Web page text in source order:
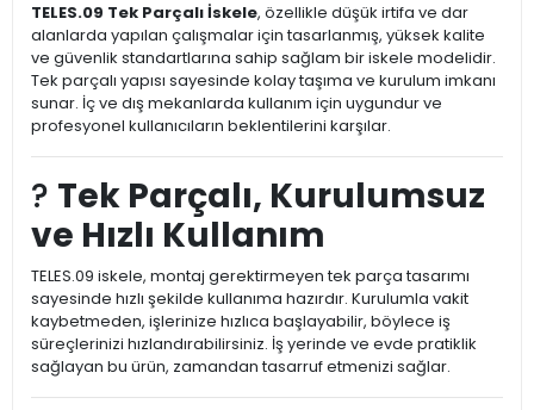
TELES.09 Tek Parçalı İskele, özellikle düşük irtifa ve dar
alanlarda yapılan çalışmalar için tasarlanmış, yüksek kalite
ve güvenlik standartlarına sahip sağlam bir iskele modelidir.
Tek parçalı yapısı sayesinde kolay taşıma ve kurulum imkanı
sunar. İç ve dış mekanlarda kullanım için uygundur ve
profesyonel kullanıcıların beklentilerini karşılar.
? Tek Parçalı, Kurulumsuz
ve Hızlı Kullanım
TELES.09 iskele, montaj gerektirmeyen tek parça tasarımı
sayesinde hızlı şekilde kullanıma hazırdır. Kurulumla vakit
kaybetmeden, işlerinize hızlıca başlayabilir, böylece iş
süreçlerinizi hızlandırabilirsiniz. İş yerinde ve evde pratiklik
sağlayan bu ürün, zamandan tasarruf etmenizi sağlar.